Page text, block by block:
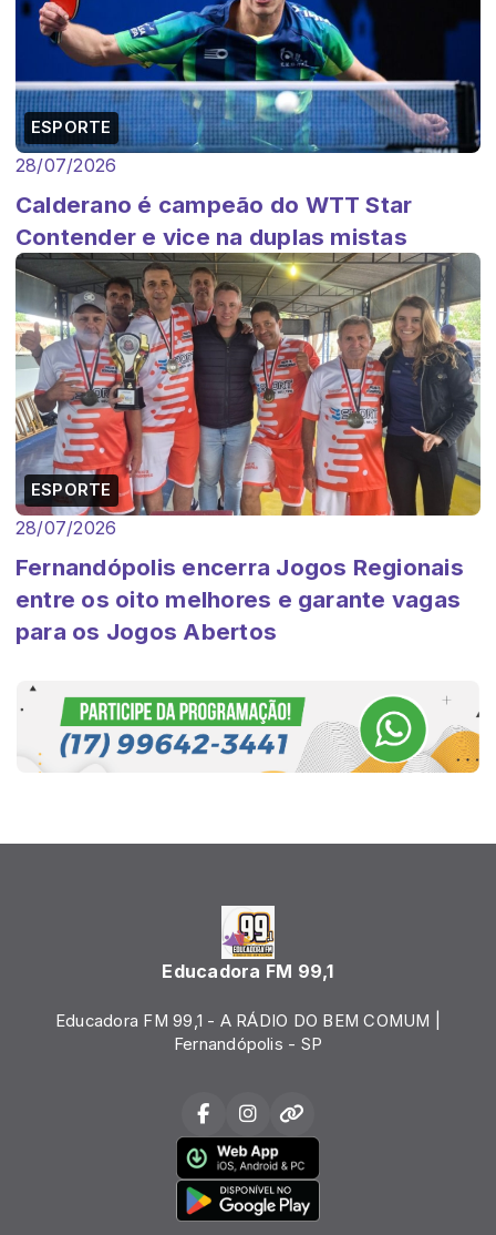
ESPORTE
28/07/2026
Calderano é campeão do WTT Star
Contender e vice na duplas mistas
ESPORTE
28/07/2026
Fernandópolis encerra Jogos Regionais
entre os oito melhores e garante vagas
para os Jogos Abertos
Educadora FM 99,1
Educadora FM 99,1 - A RÁDIO DO BEM COMUM |
Fernandópolis - SP